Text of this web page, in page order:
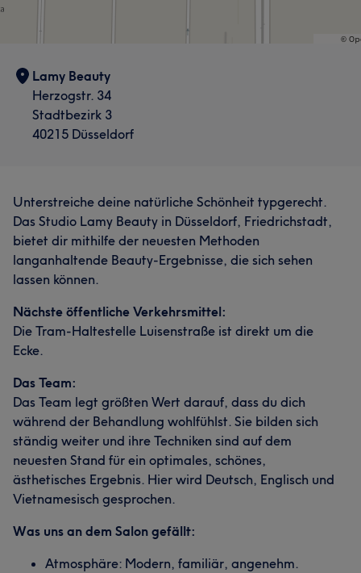
Lamy Beauty
Herzogstr. 34
Stadtbezirk 3
40215 Düsseldorf
Unterstreiche deine natürliche Schönheit typgerecht.
Das Studio Lamy Beauty in Düsseldorf, Friedrichstadt,
bietet dir mithilfe der neuesten Methoden
langanhaltende Beauty-Ergebnisse, die sich sehen
lassen können.
Nächste öffentliche Verkehrsmittel:
Die Tram-Haltestelle Luisenstraße ist direkt um die
Ecke.
Das Team:
Das Team legt größten Wert darauf, dass du dich
während der Behandlung wohlfühlst. Sie bilden sich
ständig weiter und ihre Techniken sind auf dem
neuesten Stand für ein optimales, schönes,
ästhetisches Ergebnis. Hier wird Deutsch, Englisch und
Vietnamesisch gesprochen.
Was uns an dem Salon gefällt:
Atmosphäre: Modern, familiär, angenehm.